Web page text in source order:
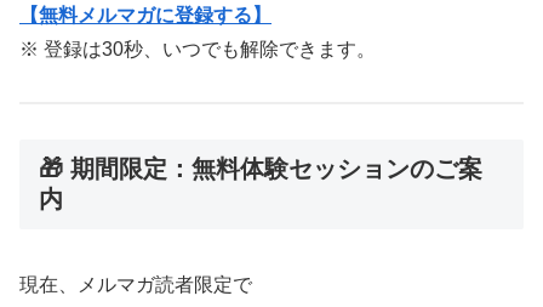
【無料メルマガに登録する】
※ 登録は30秒、いつでも解除できます。
🎁 期間限定：無料体験セッションのご案
内
現在、メルマガ読者限定で